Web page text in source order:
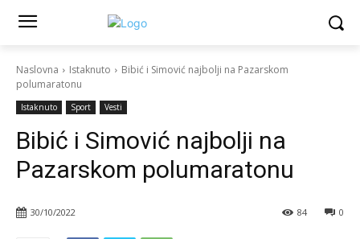
Naslovna Istaknuto
Bibić i Simović najbolji na Pazarskom
polumaratonu
Istaknuto Sport Vesti
Bibić i Simović najbolji na
Pazarskom polumaratonu
30/10/2022 0
84